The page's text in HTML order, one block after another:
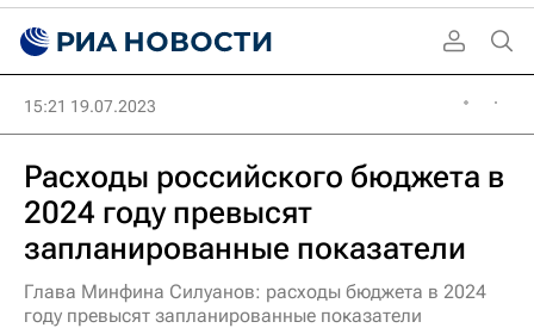
15:21 19.07.2023
Расходы российского бюджета в
2024 году превысят
запланированные показатели
Глава Минфина Силуанов: расходы бюджета в 2024
году превысят запланированные показатели